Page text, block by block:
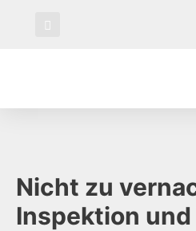
Nicht zu
Inspektion